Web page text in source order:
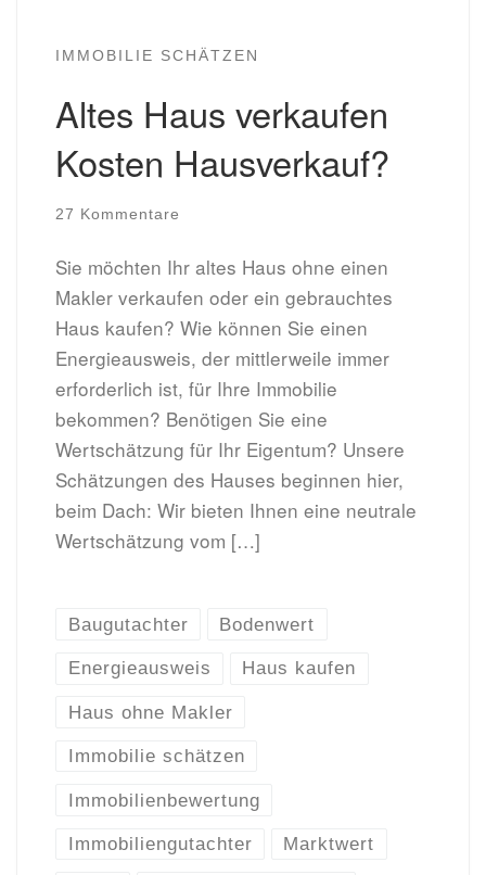
IMMOBILIE SCHÄTZEN
Altes Haus verkaufen
Kosten Hausverkauf?
27 Kommentare
Sie möchten Ihr altes Haus ohne einen
Makler verkaufen oder ein gebrauchtes
Haus kaufen? Wie können Sie einen
Energieausweis, der mittlerweile immer
erforderlich ist, für Ihre Immobilie
bekommen? Benötigen Sie eine
Wertschätzung für Ihr Eigentum? Unsere
Schätzungen des Hauses beginnen hier,
beim Dach: Wir bieten Ihnen eine neutrale
Wertschätzung vom […]
Baugutachter Bodenwert
Energieausweis Haus kaufen
Haus ohne Makler
Immobilie schätzen
Immobilienbewertung
Immobiliengutachter Marktwert